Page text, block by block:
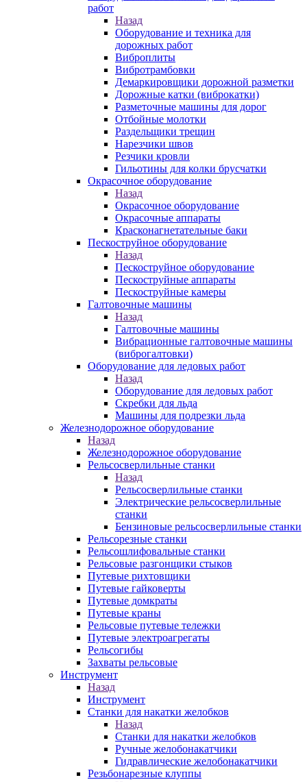
работ
Назад
Оборудование и техника для
дорожных работ
Виброплиты
Вибротрамбовки
Демаркировщики дорожной разметки
Дорожные катки (виброкатки)
Разметочные машины для дорог
Отбойные молотки
Раздельщики трещин
Нарезчики швов
Резчики кровли
Гильотины для колки брусчатки
Окрасочное оборудование
Назад
Окрасочное оборудование
Окрасочные аппараты
Красконагнетательные баки
Пескоструйное оборудование
Назад
Пескоструйное оборудование
Пескоструйные аппараты
Пескоструйные камеры
Галтовочные машины
Назад
Галтовочные машины
Вибрационные галтовочные машины
(виброгалтовки)
Оборудование для ледовых работ
Назад
Оборудование для ледовых работ
Скребки для льда
Машины для подрезки льда
Железнодорожное оборудование
Назад
Железнодорожное оборудование
Рельсосверлильные станки
Назад
Рельсосверлильные станки
Электрические рельсосверлильные
станки
Бензиновые рельсосверлильные станки
Рельсорезные станки
Рельсошлифовальные станки
Рельсовые разгонщики стыков
Путевые рихтовщики
Путевые гайковерты
Путевые домкраты
Путевые краны
Рельсовые путевые тележки
Путевые электроагрегаты
Рельсогибы
Захваты рельсовые
Инструмент
Назад
Инструмент
Станки для накатки желобков
Назад
Станки для накатки желобков
Ручные желобонакатчики
Гидравлические желобонакатчики
Резьбонарезные клуппы